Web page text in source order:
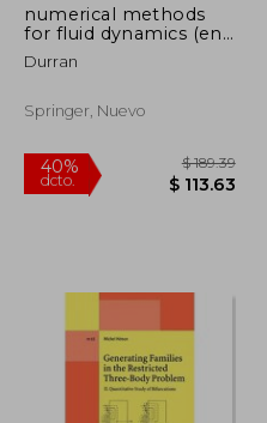
numerical methods
for fluid dynamics (en
Inglés)
Durran
Springer, Nuevo
40%